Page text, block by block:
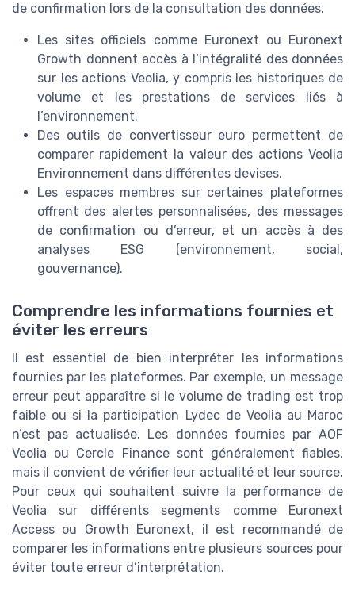
de confirmation lors de la consultation des données.
Les sites officiels comme Euronext ou Euronext
Growth donnent accès à l’intégralité des données
sur les actions Veolia, y compris les historiques de
volume et les prestations de services liés à
l’environnement.
Des outils de convertisseur euro permettent de
comparer rapidement la valeur des actions Veolia
Environnement dans différentes devises.
Les espaces membres sur certaines plateformes
offrent des alertes personnalisées, des messages
de confirmation ou d’erreur, et un accès à des
analyses ESG (environnement, social,
gouvernance).
Comprendre les informations fournies et
éviter les erreurs
Il est essentiel de bien interpréter les informations
fournies par les plateformes. Par exemple, un message
erreur peut apparaître si le volume de trading est trop
faible ou si la participation Lydec de Veolia au Maroc
n’est pas actualisée. Les données fournies par AOF
Veolia ou Cercle Finance sont généralement fiables,
mais il convient de vérifier leur actualité et leur source.
Pour ceux qui souhaitent suivre la performance de
Veolia sur différents segments comme Euronext
Access ou Growth Euronext, il est recommandé de
comparer les informations entre plusieurs sources pour
éviter toute erreur d’interprétation.